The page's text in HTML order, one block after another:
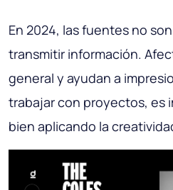
En 2024, las fuentes no
transmitir información.
general y ayudan a
trabajar con proyectos, es
bien aplicando la